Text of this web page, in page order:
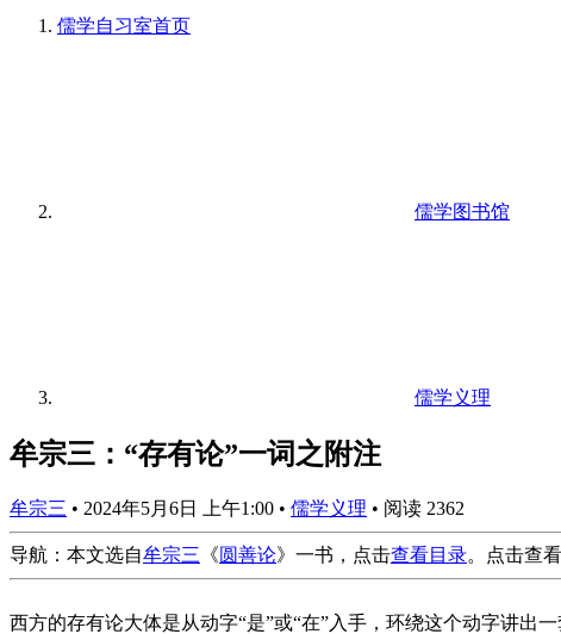
儒学自习室首页
儒学图书馆
儒学义理
牟宗三：“存有论”一词之附注
牟宗三 • 2024年5月6日 上午1:00 • 儒学义理 • 阅读 2362
导航：本文选自牟宗三 《圆善论》一书，点击查看目录。点击查
西方的存有论大体是从动字“是”或“在”入手，环绕这个动字讲出